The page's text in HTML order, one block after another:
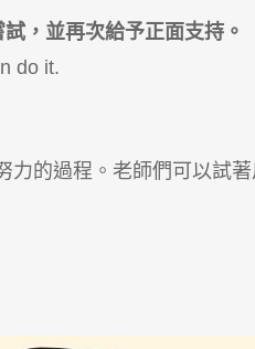
，並再次給予正面支持。
do it.
的過程。老師們可以試